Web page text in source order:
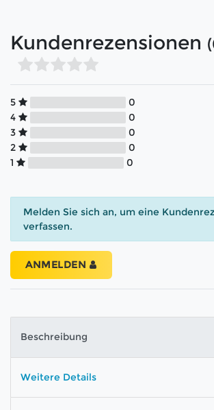
Kundenrezensionen
5
0
4
0
3
0
2
0
1
0
Melden Sie sich an, um eine
verfassen.
ANMELDEN
Beschreibung
Weitere Details